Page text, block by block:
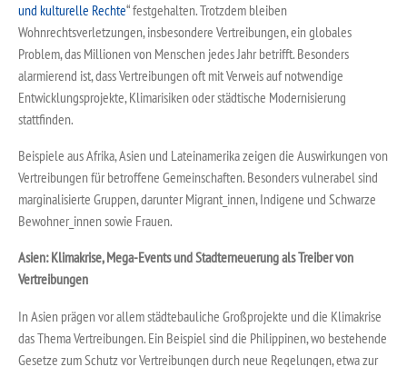
und kulturelle Rechte“ festgehalten. Trotzdem bleiben
Wohnrechtsverletzungen, insbesondere Vertreibungen, ein globales
Problem, das Millionen von Menschen jedes Jahr betrifft. Besonders
alarmierend ist, dass Vertreibungen oft mit Verweis auf notwendige
Entwicklungsprojekte, Klimarisiken oder städtische Modernisierung
stattfinden.
Beispiele aus Afrika, Asien und Lateinamerika zeigen die Auswirkungen von
Vertreibungen für betroffene Gemeinschaften. Besonders vulnerabel sind
marginalisierte Gruppen, darunter Migrant_innen, Indigene und Schwarze
Bewohner_innen sowie Frauen.
Asien: Klimakrise, Mega-Events und Stadterneuerung als Treiber von
Vertreibungen
In Asien prägen vor allem städtebauliche Großprojekte und die Klimakrise
das Thema Vertreibungen. Ein Beispiel sind die Philippinen, wo bestehende
Gesetze zum Schutz vor Vertreibungen durch neue Regelungen, etwa zur